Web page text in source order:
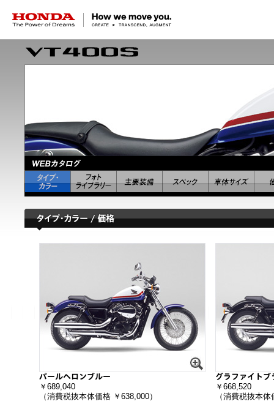
HONDA The Power of Dreams
パールヘロンブルー
￥689,040
（消費税抜本体価格 ￥638,000）
グラファイトブ
￥668,520
（消費税抜本